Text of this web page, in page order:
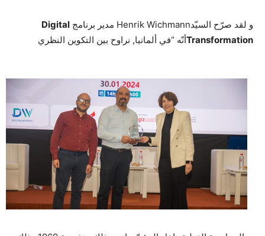
و لقد صرّح السيّدHenrik Wichmann مدير برنامج
Digital
Transformationأنّه “في ألمانيا, نراوح بين التكوين النظري